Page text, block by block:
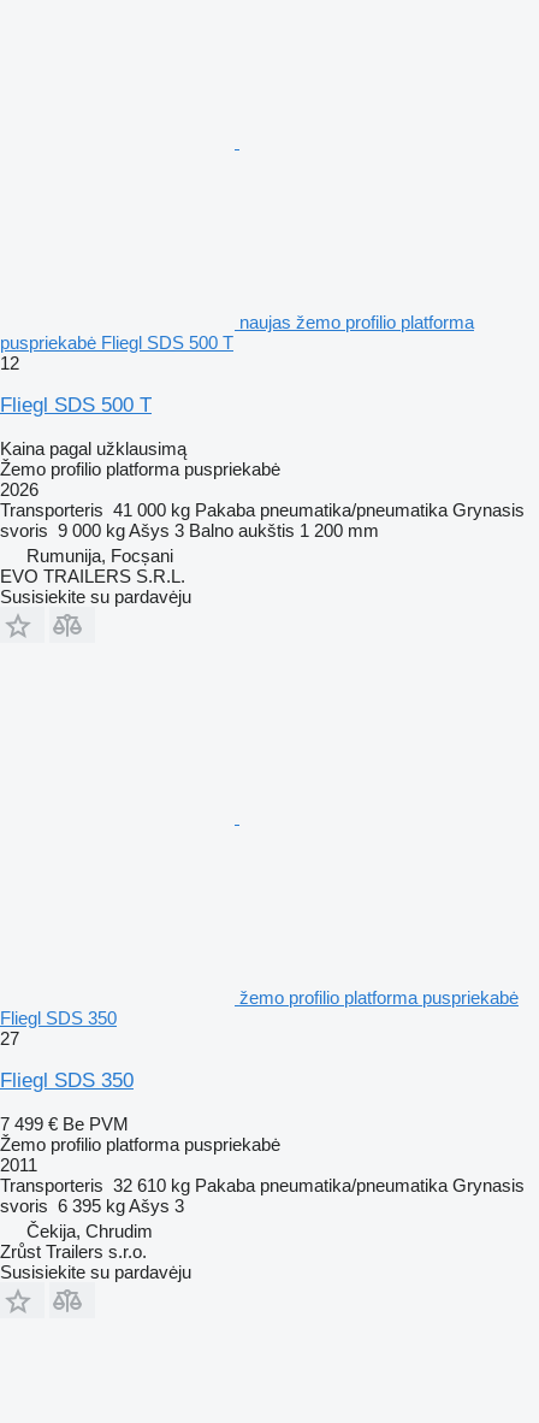
naujas žemo profilio platforma
puspriekabė Fliegl SDS 500 T
12
Fliegl SDS 500 T
Kaina pagal užklausimą
Žemo profilio platforma puspriekabė
2026
Transporteris 41 000 kg Pakaba pneumatika/pneumatika Grynasis
svoris 9 000 kgAšys 3 Balno aukštis 1 200 mm
Rumunija, Focșani
EVO TRAILERS S.R.L.
Susisiekite su pardavėju
žemo profilio platforma puspriekabė
Fliegl SDS 350
27
Fliegl SDS 350
7 499 € Be PVM
Žemo profilio platforma puspriekabė
2011
Transporteris 32 610 kg Pakaba pneumatika/pneumatika Grynasis
svoris 6 395 kgAšys 3
Čekija, Chrudim
Zrůst Trailers s.r.o.
Susisiekite su pardavėju